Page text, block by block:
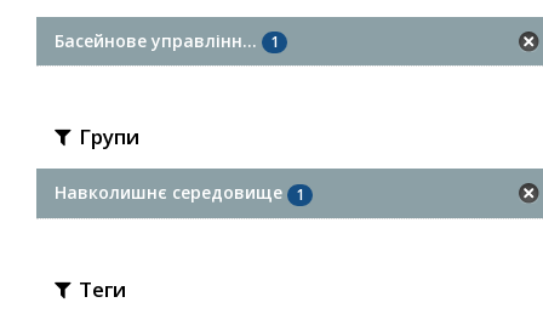
Басейнове управлінн... 1
Групи
Навколишнє середовище 1
Теги